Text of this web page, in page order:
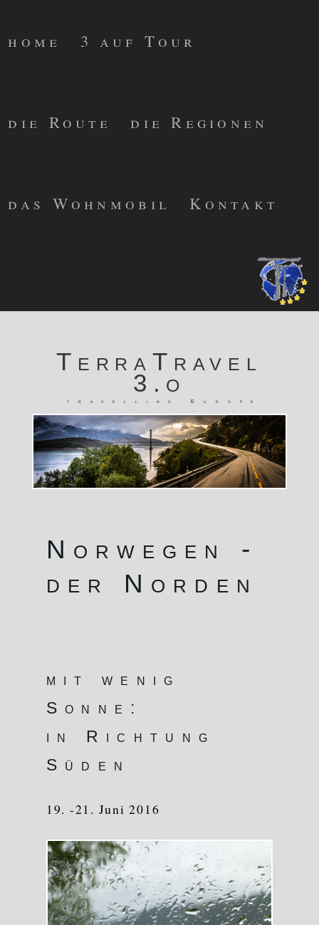
home 3 auf Tour
die Route die Regionen
das Wohnmobil Kontakt
TerraTravel
3.o
travelling Europe
Norwegen -
der Norden
mit wenig
Sonne:
in Richtung
Süden
19. -21. Juni 2016